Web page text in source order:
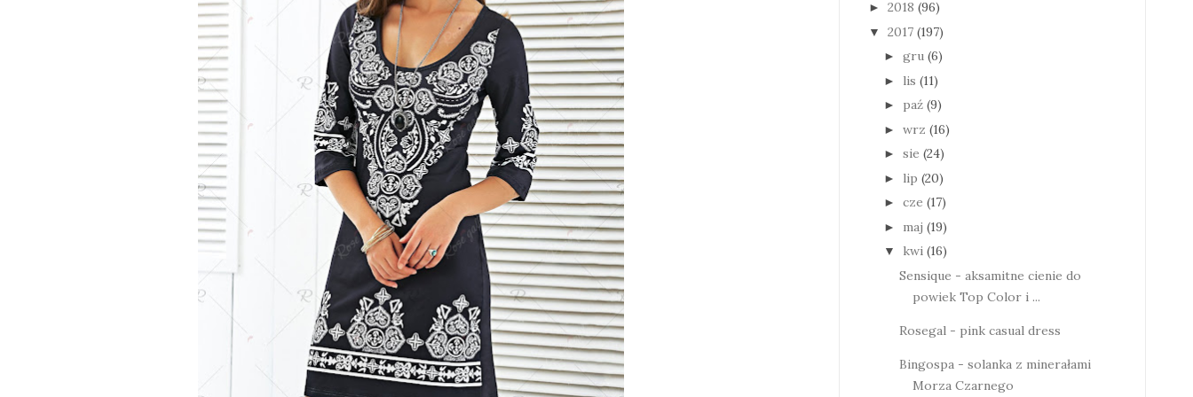
► 2018 (96)
▼ 2017 (197)
► gru (6)
► lis (11)
► paź (9)
► wrz (16)
► sie (24)
► lip (20)
► cze (17)
► maj (19)
▼ kwi (16)
Sensique - aksamitne cienie do
powiek Top Color i ...
Rosegal - pink casual dress
Bingospa - solanka z minerałami
Morza Czarnego